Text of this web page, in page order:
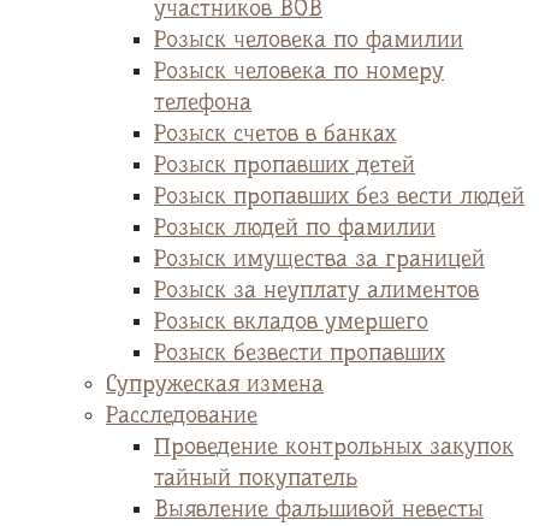
участников ВОВ
Розыск человека по фамилии
Розыск человека по номеру
телефона
Розыск счетов в банках
Розыск пропавших детей
Розыск пропавших без вести людей
Розыск людей по фамилии
Розыск имущества за границей
Розыск за неуплату алиментов
Розыск вкладов умершего
Розыск безвести пропавших
Супружеская измена
Расследование
Проведение контрольных закупок
тайный покупатель
Выявление фальшивой невесты